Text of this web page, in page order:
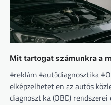
Mit tartogat számunkra a
#reklám #autódiagnosztika
elképzelhetetlen az autós
diagnosztika (OBD)